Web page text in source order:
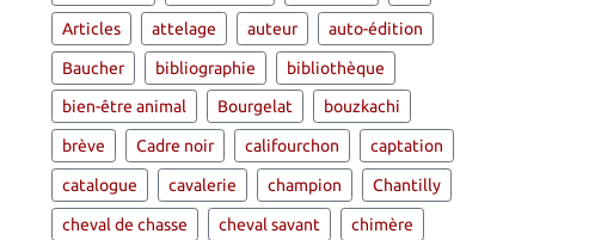
Articles attelage auteur auto-édition
Baucher bibliographie bibliothèque
bien-être animal Bourgelat bouzkachi
brève Cadre noir califourchon captation
catalogue cavalerie champion Chantilly
cheval de chasse cheval savant chimère